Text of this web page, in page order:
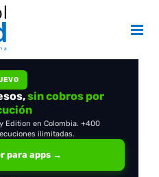
tu propio servidor
sin cobros por
Edition en Colombia. +400
ilimitadas.
para apps →